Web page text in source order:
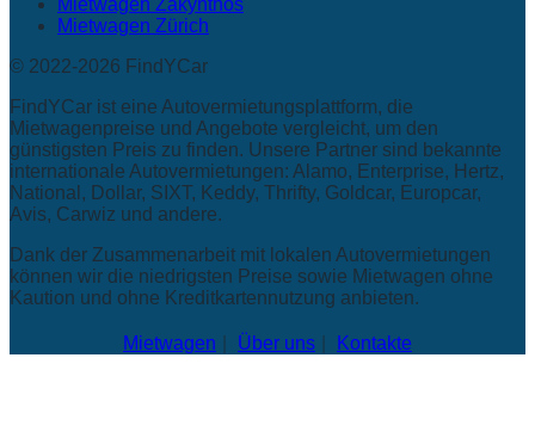
Mietwagen Zürich
© 2022-2026 FindYCar
FindYCar ist eine Autovermietungsplattform, die
Mietwagenpreise und Angebote vergleicht, um den
günstigsten Preis zu finden. Unsere Partner sind bekannte
internationale Autovermietungen: Alamo, Enterprise, Hertz,
National, Dollar, SIXT, Keddy, Thrifty, Goldcar, Europcar,
Avis, Carwiz und andere.
Dank der Zusammenarbeit mit lokalen Autovermietungen
können wir die niedrigsten Preise sowie Mietwagen ohne
Kaution und ohne Kreditkartennutzung anbieten.
Mietwagen Über uns Kontakte